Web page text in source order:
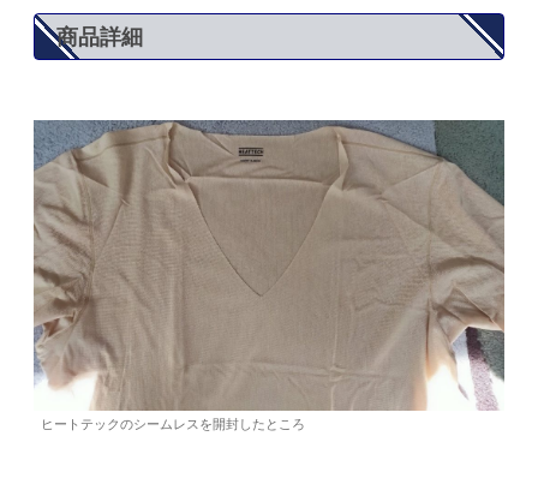
商品詳細
ヒートテックのシームレスを開封したところ